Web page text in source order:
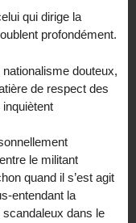
qui dirige la
profondément.
douteux,
de respect des
le militant
quand il s’est agit
entendant la
scandaleux dans le